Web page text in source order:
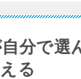
分で選
る